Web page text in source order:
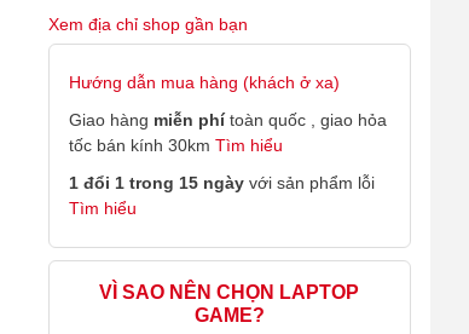
Xem địa chỉ shop gần bạn
Hướng dẫn mua hàng (khách ở xa)
Giao hàng miễn phítoàn quốc , giao hỏa
tốc bán kính 30km Tìm hiểu
1 đổi 1 trong 15 ngàyvới sản phẩm lỗi
Tìm hiểu
VÌ SAO NÊN CHỌN LAPTOP
GAME?